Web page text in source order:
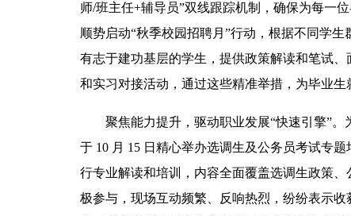
师/班主任+辅导员”双线跟踪机制，确保为每一
顺势启动“秋季校园招聘月”行动，根据不同学
有志于建功基层的学生，提供政策解读和笔试
和实习对接活动，通过这些精准举措，为毕业生
聚焦能力提升，驱动职业发展“快速引擎”
于 10 月 15 日精心举办选调生及公务员考试专
行专业解读和培训，内容全面覆盖选调生政策
极参与，现场互动频繁、反响热烈，纷纷表示